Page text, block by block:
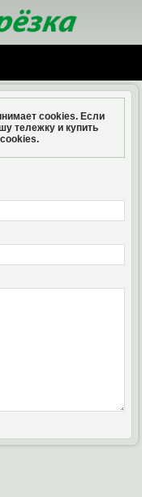
cookies. Если
тележку и купить